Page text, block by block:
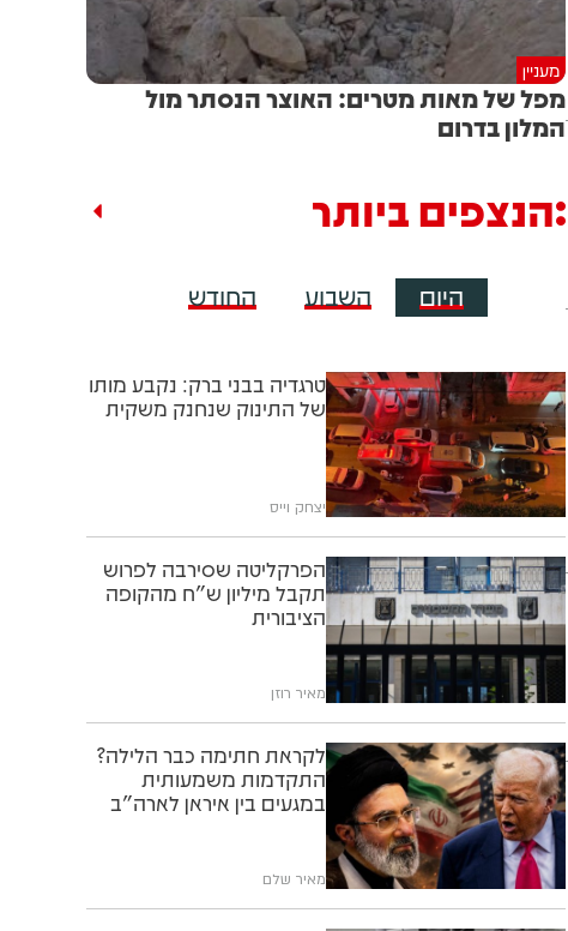
מעניין
מפל של מאות מטרים: האוצר הנסתר מול
המלון בדרום
הנצפים ביותר
היום השבוע החודש
טרגדיה בבני ברק: נקבע מותו
של התינוק שנחנק משקית
יצחק וייס
הפרקליטה שסירבה לפרוש
תקבל מיליון ש"ח מהקופה
הציבורית
מאיר רוזן
לקראת חתימה כבר הלילה?
התקדמות משמעותית
במגעים בין איראן לארה"ב
מאיר שלם